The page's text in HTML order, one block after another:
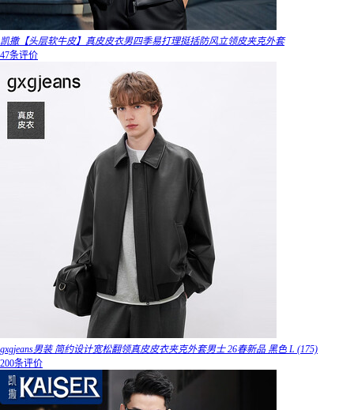
凯撒【头层软牛皮】真皮皮衣男四季易打理挺括防风立领皮夹克外套
47条评价
gxgjeans男装 简约设计宽松翻领真皮皮衣夹克外套男士 26春新品 黑色 L (175)
200条评价